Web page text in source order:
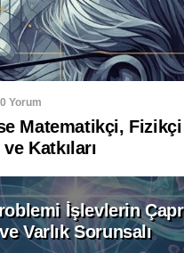
0 Yorum
Matematikçi,
Katkıları
İşlevlerin
ve Varlık Sorunsalı